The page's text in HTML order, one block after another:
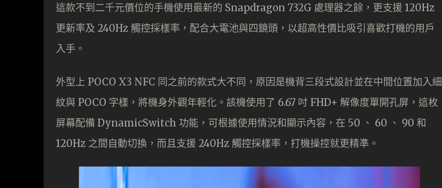
這款不到二千元價位的手機使用最新的 Snapdragon 732G 處理器之餘，更支援 120Hz
更新率及 240Hz 觸控採樣率，配合大電池與四鏡頭，以超高性價比吸引喜歡打機的用戶
入手。
外型上 POCO X3 NFC 同之前的款式大不同，原因是機背三段式設計並在中間位置加入細
紋與 POCO 字樣，將機身外觀年輕化。該機使用了 6.67 吋 FHD+ 解像度單開孔屏，這枚
屏幕配備 DynamicSwitch 功能，可根據使用情況和顯示內容，在 50 、 60 、 90 和
120Hz 之間自動切換，而且支援 240Hz 觸控採樣率，打機操控就更精準。